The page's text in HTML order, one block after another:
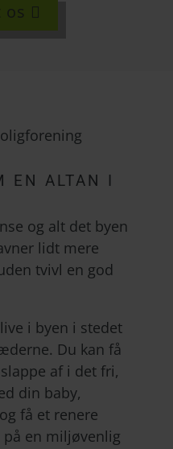
os
EN ALTAN I
og alt det byen
lidt mere
tvivl en god
i byen i stedet
Du kan få
af i det fri,
din baby,
få et renere
en miljøvenlig